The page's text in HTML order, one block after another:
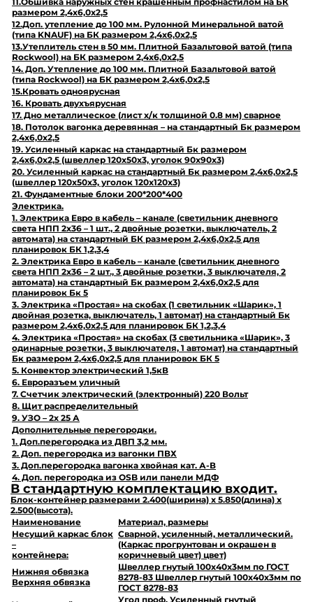
размером 2,4х6,0х2,5
12.Доп. утепление до 100 мм. Рулонной Минеральной ватой
(типа KNAUF) на БК размером 2,4х6,0х2,5
13.Утеплитель стен в 50 мм. Плитной Базальтовой ватой (типа
Rockwool) на БК размером 2,4х6,0х2,5
14. Доп. Утепление до 100 мм. Плитной Базальтовой ватой
(типа Rockwool) на БК размером 2,4х6,0х2,5
15.Кровать одноярусная
16. Кровать двухъярусная
17. Дно металлическое (лист х/к толщиной 0.8 мм) сварное
18. Потолок вагонка деревянная – на стандартный Бк размером
2,4х6,0х2,5
19. Усиленный каркас на стандартный Бк размером
2,4х6,0х2,5 (швеллер 120х50х3, уголок 90х90х3)
20. Усиленный каркас на стандартный Бк размером 2,4х6,0х2,5
(швеллер 120х50х3, уголок 120х120х3)
21. Фундаментные блоки 200*200*400
Электрика.
1. Электрика Евро в кабель – канале (светильник дневного
света НПП 2х36 – 1 шт., 2 двойные розетки, выключатель, 2
автомата) на стандартный БК размером 2,4х6,0х2,5 для
планировок БК 1,2,3,4
2. Электрика Евро в кабель – канале (светильник дневного
света НПП 2х36 – 2 шт., 3 двойные розетки, 3 выключателя, 2
автомата) на стандартный Бк размером 2,4х6,0х2,5 для
планировок Бк 5
3. Электрика «Простая» на скобах (1 светильник «Шарик», 1
двойная розетка, выключатель, 1 автомат) на стандартный Бк
размером 2,4х6,0х2,5 для планировок БК 1,2,3,4
4. Электрика «Простая» на скобах (3 светильника «Шарик», 3
одинарные розетки, 3 выключателя, 1 автомат) на стандартный
Бк размером 2,4х6,0х2,5 для планировок БК 5
5. Конвектор электрический 1,5кВ
6. Евроразъем уличный
7. Счетчик электрический (электронный) 220 Вольт
8. Щит распределительный
9. УЗО – 2х 25 А
Дополнительные перегородки.
1. Доп.перегородка из ДВП 3,2 мм.
2. Доп. перегородка из вагонки ПВХ
3. Доп.перегородка вагонка хвойная кат. А-В
4. Доп. перегородка из OSB или панели МДФ
В стандартную комплектацию входит.
Блок-контейнер размерами 2.400(ширина) х 5.850(длина) х
2.500(высота).
Наименование
Материал, размеры
Несущий каркас блок
–
контейнера:
Сварной, усиленный, металлический.
(Каркас прогрунтован и окрашен в
коричневый цвет) цвет)
Нижняя обвязка
Верхняя обвязка
Швеллер гнутый 100х40х3мм по ГОСТ
8278-83 Швеллер гнутый 100х40х3мм по
ГОСТ 8278-83
Угол проф. Усиленный гнутый